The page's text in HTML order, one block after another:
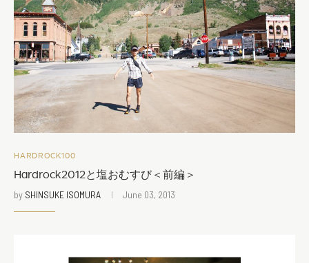
HARDROCK100
Hardrock2012と塩おむすび＜前編＞
by SHINSUKE ISOMURA June 03, 2013